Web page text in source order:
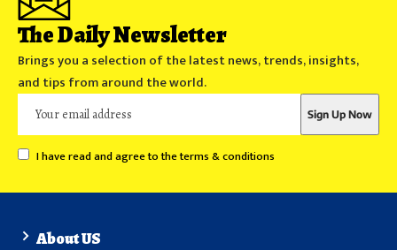
The Daily Newsletter
Brings you a selection of the latest news, trends, insights,
and tips from around the world.
I have read and agree to the terms & conditions
About US